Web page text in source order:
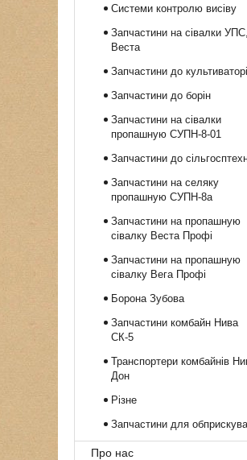
Системи контролю висіву
Запчастини на сівалки УПС,
Веста
Запчастини до
Запчастини до борін
Запчастини на сівалки
пропашную СУПН-8-01
Запчастини до
Запчастини на селяку
пропашную СУПН-8а
Запчастини на пропашную
сівалку Веста Профі
Запчастини на пропашную
сівалку Вега Профі
Борона Зубова
Запчастини комбайн Нива
СК-5
Транспортери комбайнів
Дон
Різне
Запчастини для
Про нас